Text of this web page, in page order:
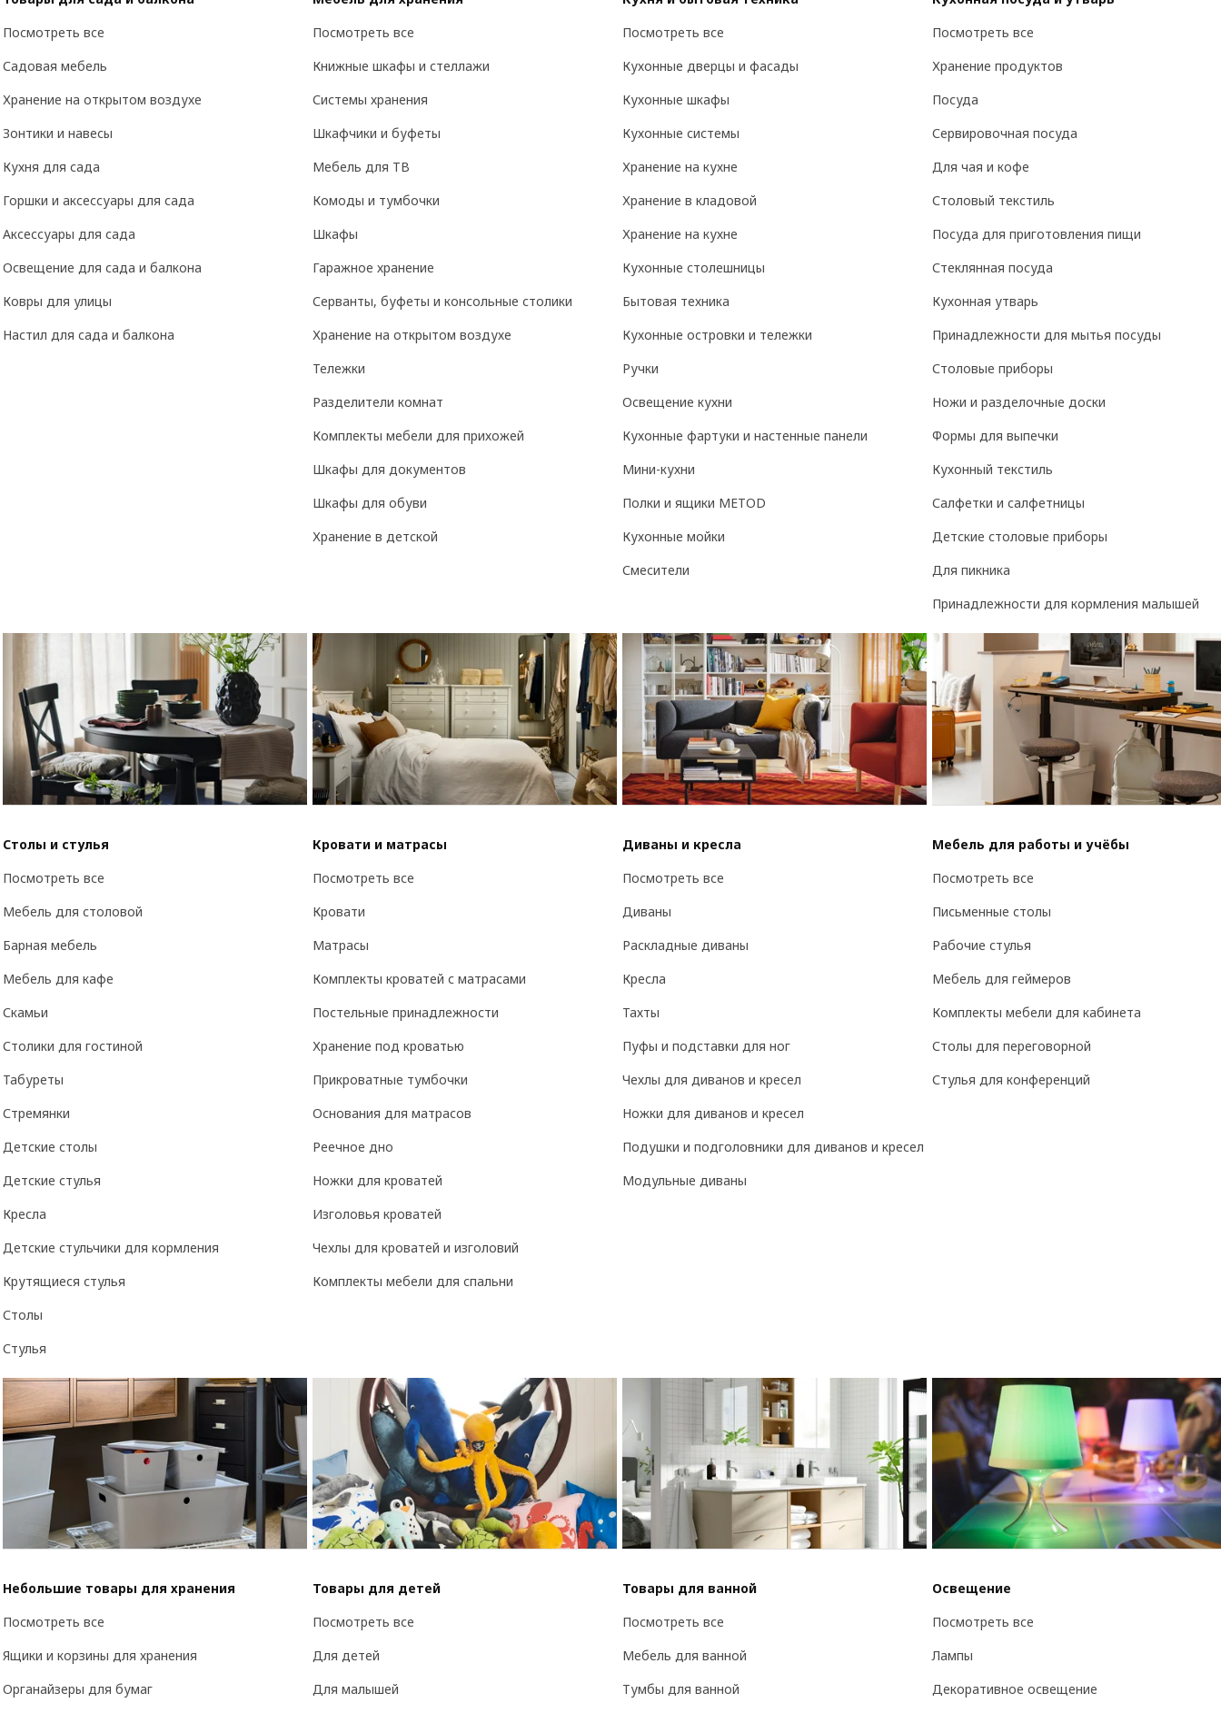
Посмотреть все
Садовая мебель
Хранение на открытом воздухе
Зонтики и навесы
Кухня для сада
Горшки и аксессуары для сада
Аксессуары для сада
Освещение для сада и балкона
Ковры для улицы
Настил для сада и балкона
Посмотреть все
Книжные шкафы и стеллажи
Системы хранения
Шкафчики и буфеты
Мебель для ТВ
Комоды и тумбочки
Шкафы
Гаражное хранение
Серванты, буфеты и консольные столики
Хранение на открытом воздухе
Тележки
Разделители комнат
Комплекты мебели для прихожей
Шкафы для документов
Шкафы для обуви
Хранение в детской
Посмотреть все
Кухонные дверцы и фасады
Кухонные шкафы
Кухонные системы
Хранение на кухне
Хранение в кладовой
Хранение на кухне
Кухонные столешницы
Бытовая техника
Кухонные островки и тележки
Ручки
Освещение кухни
Кухонные фартуки и настенные панели
Мини-кухни
Полки и ящики METOD
Кухонные мойки
Смесители
Посмотреть все
Хранение продуктов
Посуда
Сервировочная посуда
Для чая и кофе
Столовый текстиль
Посуда для приготовления пищи
Стеклянная посуда
Кухонная утварь
Принадлежности для мытья посуды
Столовые приборы
Ножи и разделочные доски
Формы для выпечки
Кухонный текстиль
Салфетки и салфетницы
Детские столовые приборы
Для пикника
Принадлежности для кормления малышей
Столы и стулья
Посмотреть все
Мебель для столовой
Барная мебель
Мебель для кафе
Скамьи
Столики для гостиной
Табуреты
Стремянки
Детские столы
Детские стулья
Кресла
Детские стульчики для кормления
Крутящиеся стулья
Столы
Стулья
Кровати и матрасы
Посмотреть все
Кровати
Матрасы
Комплекты кроватей с матрасами
Постельные принадлежности
Хранение под кроватью
Прикроватные тумбочки
Основания для матрасов
Реечное дно
Ножки для кроватей
Изголовья кроватей
Чехлы для кроватей и изголовий
Комплекты мебели для спальни
Диваны и кресла
Посмотреть все
Диваны
Раскладные диваны
Кресла
Тахты
Пуфы и подставки для ног
Чехлы для диванов и кресел
Ножки для диванов и кресел
Подушки и подголовники для диванов и кресел
Модульные диваны
Мебель для работы и учёбы
Посмотреть все
Письменные столы
Рабочие стулья
Мебель для геймеров
Комплекты мебели для кабинета
Столы для переговорной
Стулья для конференций
Небольшие товары для хранения
Посмотреть все
Ящики и корзины для хранения
Органайзеры для бумаг
Товары для детей
Посмотреть все
Для детей
Для малышей
Товары для ванной
Посмотреть все
Мебель для ванной
Тумбы для ванной
Освещение
Посмотреть все
Лампы
Декоративное освещение